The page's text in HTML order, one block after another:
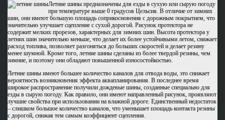
Летние шины предназначены для езды в сухую или сырую погоду
при температуре выше 0 градусов Цельсия. В отличие от зимних
шин, они имеют большую площадь соприкосновения с дорожным покрытием, что
значительно улучшает сцепление с сухой дорогой. Рисунок протектора не
содержит мелких прорезов, характерных для зимних шин. Высота протектора у
летних шин значительно меньше, что делает их более устойчивыми летом, снижает
расход топлива, позволяет разгоняться до больших скоростей и делает резину
менее шумной. Кроме того, летние шины сделаны из более твердой резины, чем
зимние, и поэтому они обладают повышенной износостойкостью.
Летние шины имеют большее количество каналов для отвода воды, это снижает
вероятность возникновения эффекта аквапланирования. В последнее время
широкое распространение получили дождевые шины, созданные специально для
езды в сырую погоду. Как правило, они имеют направленный рисунок, проявляют
лучшие свойства при использовании на влажной дороге. Единственный недостаток
– слишком большое количество каналов, что уменьшает площадь контакта резины
с дорогой, снижая тем самым коэффициент сцепления.